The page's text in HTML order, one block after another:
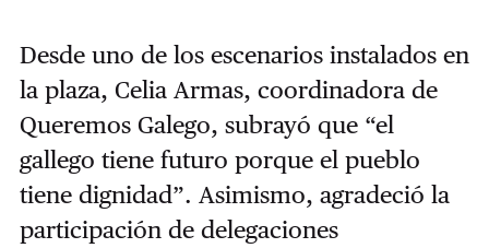
Desde uno de los escenarios instalados en
la plaza, Celia Armas, coordinadora de
Queremos Galego, subrayó que “el
gallego tiene futuro porque el pueblo
tiene dignidad”. Asimismo, agradeció la
participación de delegaciones